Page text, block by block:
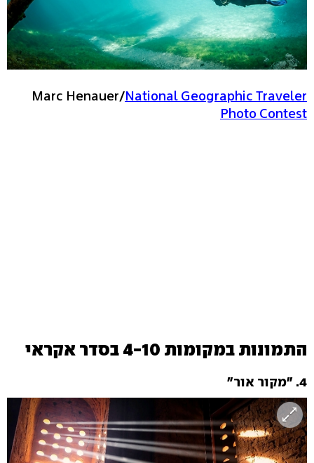
Marc Henauer/National Geographic Traveler
Photo Contest
התמונות במקומות 4-10 בסדר אקראי
4. "מקור אור"